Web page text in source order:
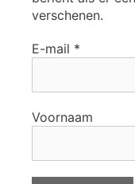
verschenen.
E-mail *
Voornaam